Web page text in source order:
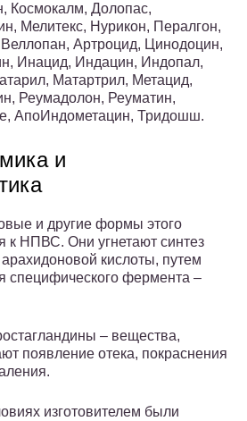
Космокалм, Долопас,
Мелитекс, Нурикон, Пералгон,
Артроцид, Цинодоцин,
Инацид, Индацин, Индопал,
Матартрил, Метацид,
Реумадолон, Реуматин,
АпоИндометацин, Тридошш.
и
и другие формы этого
к НПВС. Они угнетают синтез
кислоты, путем
специфического фермента –
– вещества,
появление отека, покраснения
изготовителем были